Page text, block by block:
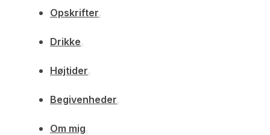
Opskrifter
Drikke
Højtider
Begivenheder
Om mig